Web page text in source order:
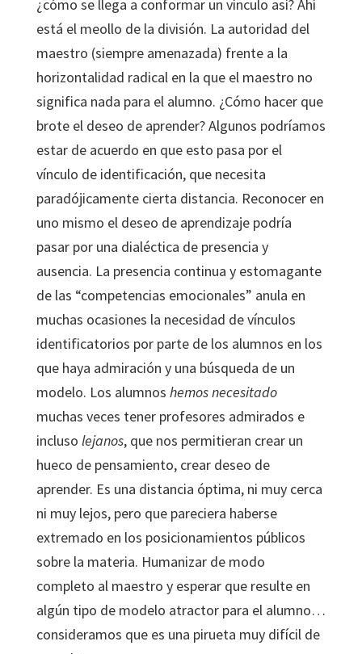
¿cómo se llega a conformar un vínculo así? Ahí
está el meollo de la división. La autoridad del
maestro (siempre amenazada) frente a la
horizontalidad radical en la que el maestro no
significa nada para el alumno. ¿Cómo hacer que
brote el deseo de aprender? Algunos podríamos
estar de acuerdo en que esto pasa por el
vínculo de identificación, que necesita
paradójicamente cierta distancia. Reconocer en
uno mismo el deseo de aprendizaje podría
pasar por una dialéctica de presencia y
ausencia. La presencia continua y estomagante
de las “competencias emocionales” anula en
muchas ocasiones la necesidad de vínculos
identificatorios por parte de los alumnos en los
que haya admiración y una búsqueda de un
modelo. Los alumnos hemos necesitado
muchas veces tener profesores admirados e
incluso lejanos, que nos permitieran crear un
hueco de pensamiento, crear deseo de
aprender. Es una distancia óptima, ni muy cerca
ni muy lejos, pero que pareciera haberse
extremado en los posicionamientos públicos
sobre la materia. Humanizar de modo
completo al maestro y esperar que resulte en
algún tipo de modelo atractor para el alumno…
consideramos que es una pirueta muy difícil de